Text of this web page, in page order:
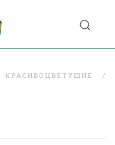
КРАСИВОЦВЕТУЩИЕ